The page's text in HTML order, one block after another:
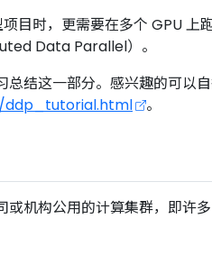
目时，更需要在多个 GPU
Data Parallel）。
结这一部分。感兴趣的可以
。
机构公用的计算集群，即